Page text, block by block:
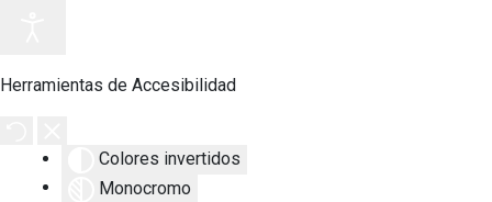
Herramientas de Accesibilidad
Colores invertidos
Monocromo